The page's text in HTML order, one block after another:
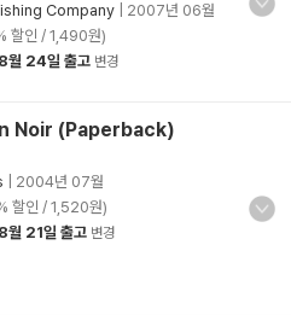
Company
2007년 06월
할인 / 1,490원)
8월 24일 출고 변경
Noir (Paperback)
2004년 07월
할인 / 1,520원)
8월 21일 출고 변경